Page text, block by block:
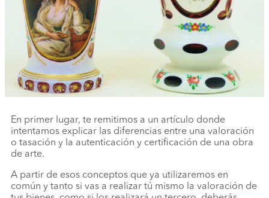
En primer lugar, te remitimos a un artículo donde
intentamos explicar las diferencias entre una valoración
o tasación y la autenticación y certificación de una obra
de arte.
A partir de esos conceptos que ya utilizaremos en
común y tanto si vas a realizar tú mismo la valoración de